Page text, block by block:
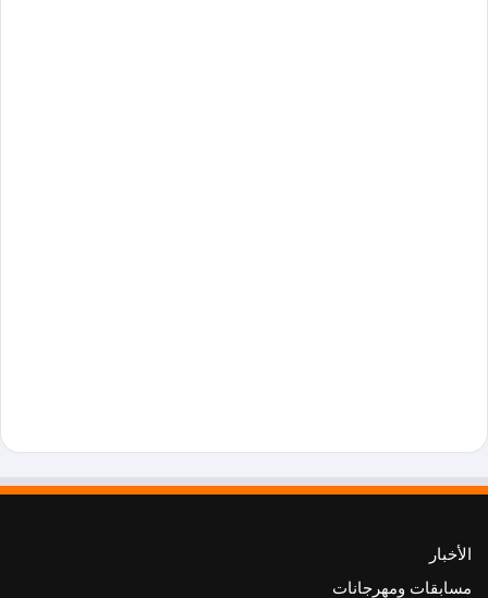
الأخبار
مسابقات ومهرجانات